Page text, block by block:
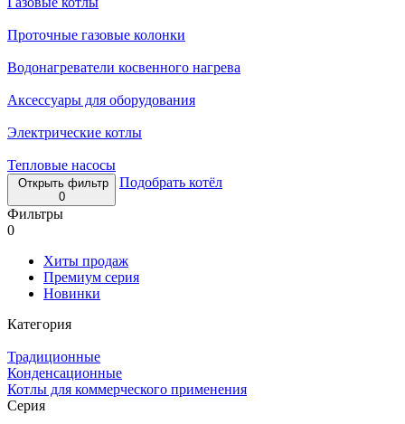
Проточные газовые колонки
Водонагреватели косвенного нагрева
Аксессуары для оборудования
Электрические котлы
Тепловые насосы
Открыть фильтр
0
Подобрать котёл
Фильтры
0
Хиты продаж
Премиум серия
Новинки
Категория
Традиционные
Конденсационные
Котлы для коммерческого применения
Серия